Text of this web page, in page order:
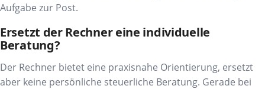
Aufgabe zur Post.
Ersetzt der Rechner eine individuelle
Beratung?
Der Rechner bietet eine praxisnahe Orientierung, ersetzt
aber keine persönliche steuerliche Beratung. Gerade bei